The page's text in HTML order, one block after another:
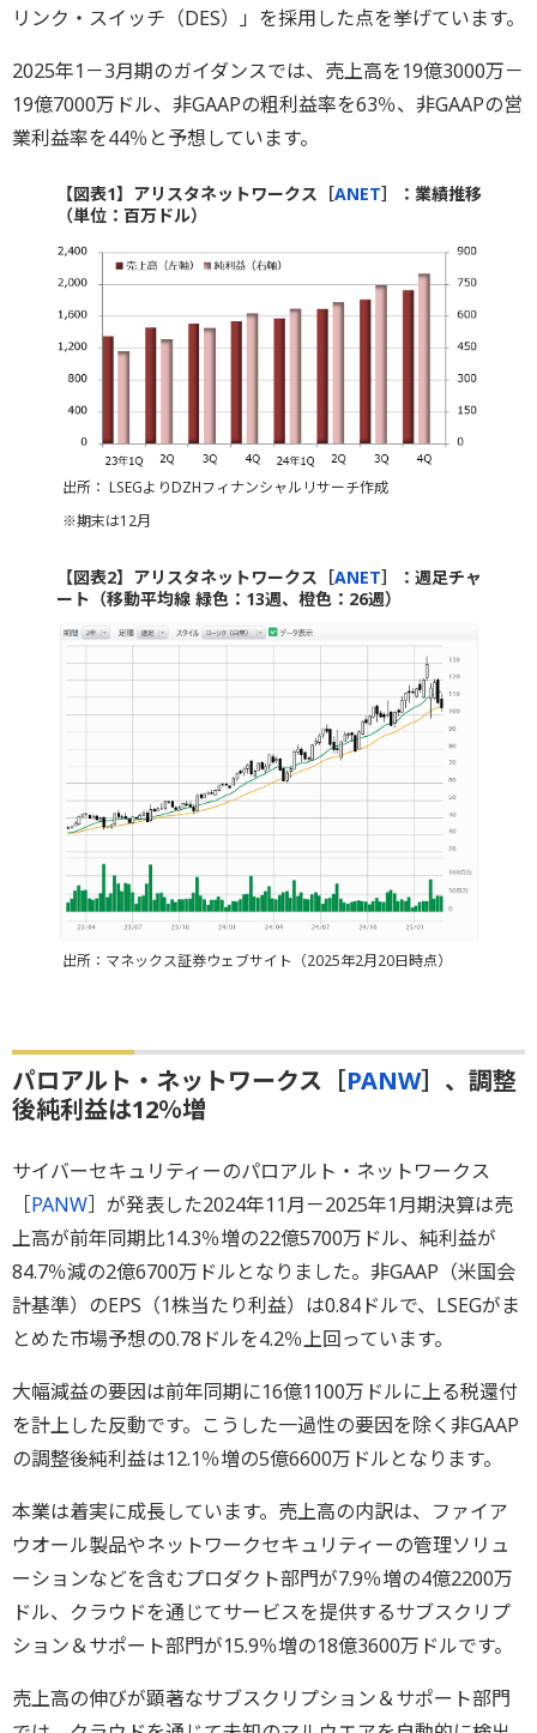
リンク・スイッチ（DES）」を採用した点を挙げています。
2025年1－3月期のガイダンスでは、売上高を19億3000万－
19億7000万ドル、非GAAPの粗利益率を63％、非GAAPの営
業利益率を44％と予想しています。
【図表1】アリスタネットワークス［ANET］：業績推移
（単位：百万ドル）
出所： LSEGよりDZHフィナンシャルリサーチ作成
※期末は12月
【図表2】アリスタネットワークス［ANET］：週足チャ
ート（移動平均線 緑色：13週、橙色：26週）
出所：マネックス証券ウェブサイト（2025年2月20日時点）
パロアルト・ネットワークス［PANW］、調整
後純利益は12％増
サイバーセキュリティーのパロアルト・ネットワークス
［PANW］が発表した2024年11月－2025年1月期決算は売
上高が前年同期比14.3％増の22億5700万ドル、純利益が
84.7％減の2億6700万ドルとなりました。非GAAP（米国会
計基準）のEPS（1株当たり利益）は0.84ドルで、LSEGがま
とめた市場予想の0.78ドルを4.2％上回っています。
大幅減益の要因は前年同期に16億1100万ドルに上る税還付
を計上した反動です。こうした一過性の要因を除く非GAAP
の調整後純利益は12.1％増の5億6600万ドルとなります。
本業は着実に成長しています。売上高の内訳は、ファイア
ウオール製品やネットワークセキュリティーの管理ソリュ
ーションなどを含むプロダクト部門が7.9％増の4億2200万
ドル、クラウドを通じてサービスを提供するサブスクリプ
ション＆サポート部門が15.9％増の18億3600万ドルです。
売上高の伸びが顕著なサブスクリプション＆サポート部門